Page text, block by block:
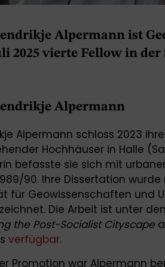
Alpermann ist
2025 vierte Fellow in der
Alpermann
Alpermann schloss 2023
Hochhäuser in Halle
befasste sie sich mit
90. Ihre Dissertation
für Geowissenschaften und
Die Arbeit ist unter
the Post-Socialist Cityscape
verfügbar.
Promotion war Alpermann